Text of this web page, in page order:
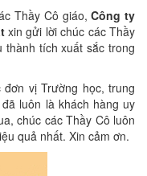
Thầy Cô giáo,Công ty
xin gửi lời chúc các Thầy
thành tích xuất sắc trong
vị Trường học, trung
luôn là khách hàng uy
chúc các Thầy Cô luôn
quả nhất. Xin cảm ơn.